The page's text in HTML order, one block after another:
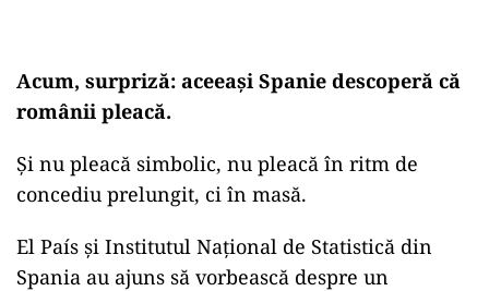
Acum, surpriză: aceeași Spanie descoperă că
românii pleacă.
Și nu pleacă simbolic, nu pleacă în ritm de
concediu prelungit, ci în masă.
El País și Institutul Național de Statistică din
Spania au ajuns să vorbească despre un